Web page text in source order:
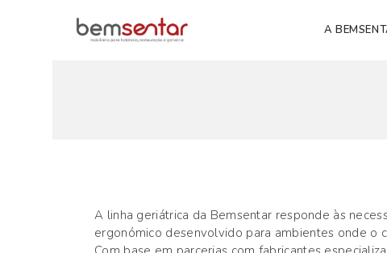
A
A linha geriátrica da Bemsentar responde às
ergonómico desenvolvido para ambientes onde o